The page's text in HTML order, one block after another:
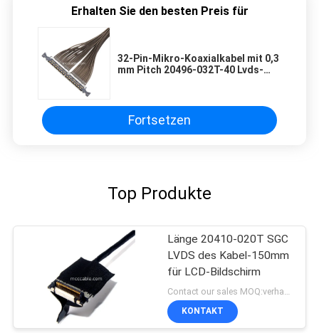
Erhalten Sie den besten Preis für
32-Pin-Mikro-Koaxialkabel mit 0,3
mm Pitch 20496-032T-40 Lvds-
Fortsetzen
Top Produkte
Länge 20410-020T SGC
LVDS des Kabel-150mm
für LCD-Bildschirm
KONTAKT